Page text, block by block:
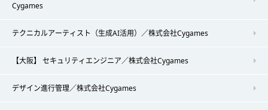
Cygames
テクニカルアーティスト（生成AI活用）／株式会社Cygames
【大阪】 セキュリティエンジニア／株式会社Cygames
デザイン進行管理／株式会社Cygames